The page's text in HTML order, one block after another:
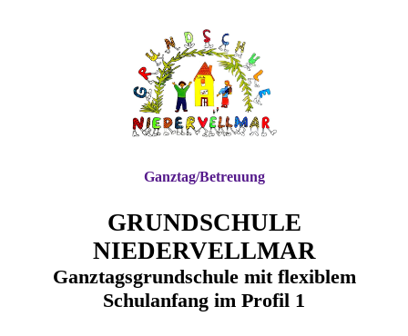
GRUNDSCHULE
NIEDERVELLMAR
Ganztagsgrundschule mit flexiblem
Schulanfang im Profil 1
Ganztag/Betreuung